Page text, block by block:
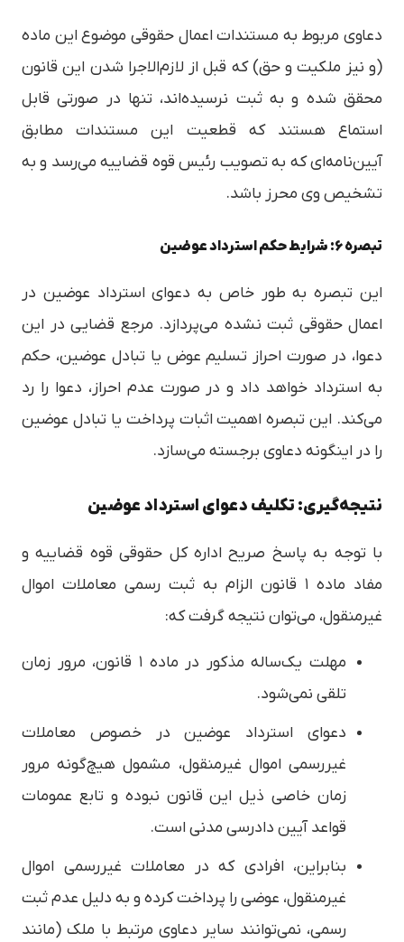
دعاوی مربوط به مستندات اعمال حقوقی موضوع این ماده
(و نیز ملکیت و حق) که قبل از لازم‌الاجرا شدن این قانون
محقق شده و به ثبت نرسیده‌اند، تنها در صورتی قابل
استماع هستند که قطعیت این مستندات مطابق
آیین‌نامه‌ای که به تصویب رئیس قوه قضاییه می‌رسد و به
تشخیص وی محرز باشد.
تبصره ۶: شرایط حکم استرداد عوضین
این تبصره به طور خاص به دعوای استرداد عوضین در
اعمال حقوقی ثبت نشده می‌پردازد. مرجع قضایی در این
دعوا، در صورت احراز تسلیم عوض یا تبادل عوضین، حکم
به استرداد خواهد داد و در صورت عدم احراز، دعوا را رد
می‌کند. این تبصره اهمیت اثبات پرداخت یا تبادل عوضین
را در اینگونه دعاوی برجسته می‌سازد.
نتیجه‌گیری: تکلیف دعوای استرداد عوضین
با توجه به پاسخ صریح اداره کل حقوقی قوه قضاییه و
مفاد ماده ۱ قانون الزام به ثبت رسمی معاملات اموال
غیرمنقول، می‌توان نتیجه گرفت که:
مهلت یک‌ساله مذکور در ماده ۱ قانون، مرور زمان
تلقی نمی‌شود.
دعوای استرداد عوضین در خصوص معاملات
غیررسمی اموال غیرمنقول، مشمول هیچ‌گونه مرور
زمان خاصی ذیل این قانون نبوده و تابع عمومات
قواعد آیین دادرسی مدنی است.
بنابراین، افرادی که در معاملات غیررسمی اموال
غیرمنقول، عوضی را پرداخت کرده و به دلیل عدم ثبت
رسمی، نمی‌توانند سایر دعاوی مرتبط با ملک (مانند